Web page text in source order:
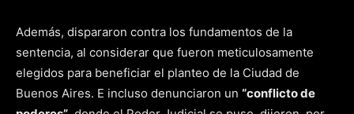
Además, dispararon contra los fundamentos de la
sentencia, al considerar que fueron meticulosamente
elegidos para beneficiar el planteo de la Ciudad de
Buenos Aires. E incluso denunciaron un “conflicto de